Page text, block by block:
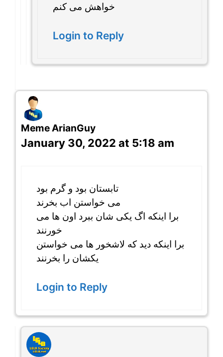
خواهش می کنم
Login to Reply
Meme ArianGuy
January 30, 2022 at 5:18 am
تابستان بود و گرم بود
می خواستن اب بخرند
برا اینکه اگ یکی شان ببرد اون ها می
خورنند
برا اینکه دید که لاشخور ها می خواستن
یکشان را بخرنند
Login to Reply